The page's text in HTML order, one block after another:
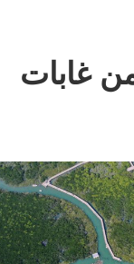
غابات